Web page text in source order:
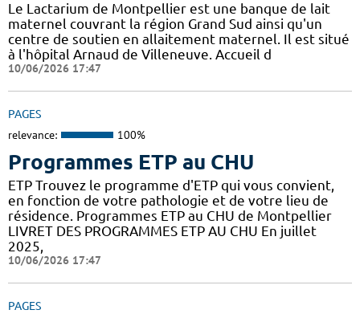
Le Lactarium de Montpellier est une banque de lait
maternel couvrant la région Grand Sud ainsi qu'un
centre de soutien en allaitement maternel. Il est situé
à l'hôpital Arnaud de Villeneuve. Accueil d
10/06/2026 17:47
PAGES
relevance: 100%
Programmes ETP au CHU
ETP Trouvez le programme d'ETP qui vous convient,
en fonction de votre pathologie et de votre lieu de
résidence. Programmes ETP au CHU de Montpellier
LIVRET DES PROGRAMMES ETP AU CHU En juillet
2025,
10/06/2026 17:47
PAGES